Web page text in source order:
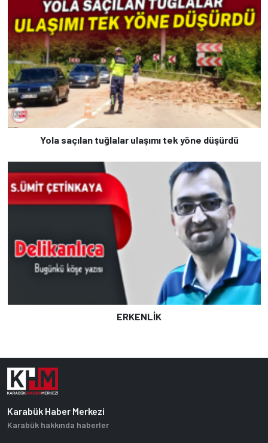
Yola saçılan tuğlalar ulaşımı tek yöne düşürdü
ERKENLİK
Karabük Haber Merkezi
Karabük hakkında haberler